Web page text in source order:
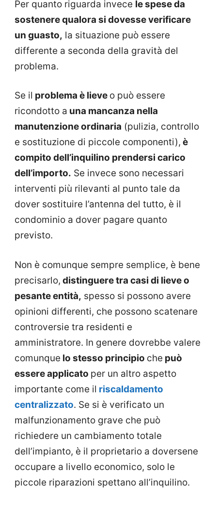
Per quanto riguarda invece le spese da
sostenere qualora si dovesse verificare
un guasto, la situazione può essere
differente a seconda della gravità del
problema.
Se il problema è lieve o può essere
ricondotto a una mancanza nella
manutenzione ordinaria (pulizia, controllo
e sostituzione di piccole componenti), è
compito dell’inquilino prendersi carico
dell’importo. Se invece sono necessari
interventi più rilevanti al punto tale da
dover sostituire l’antenna del tutto, è il
condominio a dover pagare quanto
previsto.
Non è comunque sempre semplice, è bene
precisarlo, distinguere tra casi di lieve o
pesante entità, spesso si possono avere
opinioni differenti, che possono scatenare
controversie tra residenti e
amministratore. In genere dovrebbe valere
comunque lo stesso principio che può
essere applicato per un altro aspetto
importante come il riscaldamento
centralizzato. Se si è verificato un
malfunzionamento grave che può
richiedere un cambiamento totale
dell’impianto, è il proprietario a doversene
occupare a livello economico, solo le
piccole riparazioni spettano all’inquilino.